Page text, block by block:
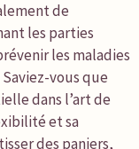
de
les parties
les maladies
vous que
dans l’art de
et sa
des paniers,